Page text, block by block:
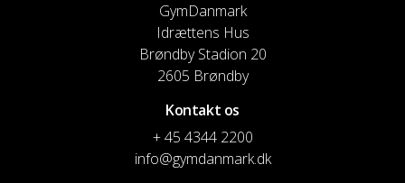
GymDanmark
Idrættens Hus
Brøndby Stadion 20
2605 Brøndby
Kontakt os
+ 45 4344 2200
info@gymdanmark.dk